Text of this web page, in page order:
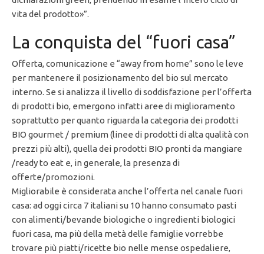
vita del prodotto»”.
La conquista del “fuori casa”
Offerta, comunicazione e “away from home” sono le leve
per mantenere il posizionamento del bio sul mercato
interno. Se si analizza il livello di soddisfazione per l’offerta
di prodotti bio, emergono infatti aree di miglioramento
soprattutto per quanto riguarda la categoria dei prodotti
BIO gourmet / premium (linee di prodotti di alta qualità con
prezzi più alti), quella dei prodotti BIO pronti da mangiare
/ready to eat e, in generale, la presenza di
offerte/promozioni.
Migliorabile è considerata anche l’offerta nel canale fuori
casa: ad oggi circa 7 italiani su 10 hanno consumato pasti
con alimenti/bevande biologiche o ingredienti biologici
fuori casa, ma più della metà delle famiglie vorrebbe
trovare più piatti/ricette bio nelle mense ospedaliere,